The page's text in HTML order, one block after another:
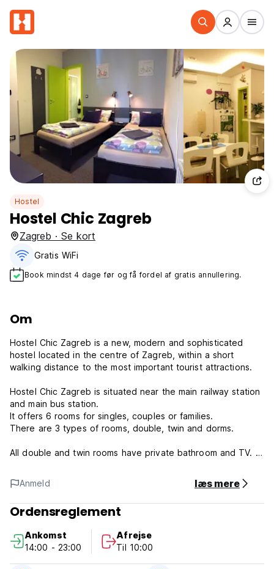
Hostel
Hostel Chic Zagreb
Zagreb · Se kort
Gratis WiFi
Book mindst 4 dage før og få fordel af gratis annullering.
Om
Hostel Chic Zagreb is a new, modern and sophisticated
hostel located in the centre of Zagreb, within a short
walking distance to the most important tourist attractions.
Hostel Chic Zagreb is situated near the main railway station
and main bus station.
It offers 6 rooms for singles, couples or families.
There are 3 types of rooms, double, twin and dorms.
All double and twin rooms have private bathroom and TV.
There is also common lounge area with TV, free internet
access and small kitchen.
The rooms are equipped with personal reading lights and
There is air condition in all rooms, reception hours 8am -
11pm.
There is also possibility of late check out.
Anmeld læs mere
Ordensreglement
Ankomst
14:00 - 23:00
Afrejse
Til 10:00